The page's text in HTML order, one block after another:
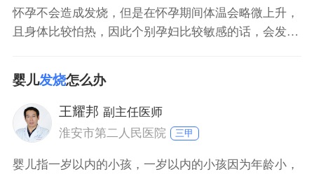
怀孕不会造成发烧，但是在怀孕期间体温会略微上升，
且身体比较怕热，因此个别孕妇比较敏感的话，会发现
情，暂时不要过多存在易怒易燥的情绪。2、怀孕后要
做好营养搭配，尽可能多摄入蛋白质以及维生素等营
养，因此满足自身以及胎儿的发育需求。怀孕后会因为
身体方面的变化
婴儿发烧怎么办
王耀邦 副主任医师
淮安市第二人民医院
三甲
婴儿指一岁以内的小孩，一岁以内的小孩因为年龄小，